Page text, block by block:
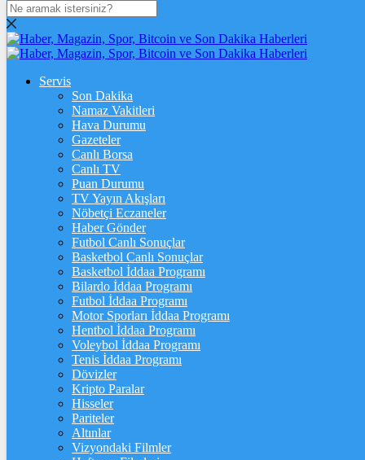
DOLAR
47,7436$% 0.18
% 0.32
STERLİN
% 0.38
GRAM ALTIN
%2,59
ÇEYREK ALTIN
10.903,00%2,54
TAM ALTIN
43.427,00%2,54
%2,39
%-0,14
Servis
Son Dakika
Namaz Vakitleri
Hava Durumu
Gazeteler
Canlı Borsa
Canlı TV
Puan Durumu
TV Yayın Akışları
Nöbetçi Eczaneler
Haber Gönder
Futbol Canlı Sonuçlar
Basketbol Canlı Sonuçlar
Basketbol İddaa Programı
Bilardo İddaa Programı
Futbol İddaa Programı
Motor Sporları İddaa Programı
Hentbol İddaa Programı
Voleybol İddaa Programı
Tenis İddaa Programı
Dövizler
Kripto Paralar
Hisseler
Pariteler
Altınlar
Vizyondaki Filmler